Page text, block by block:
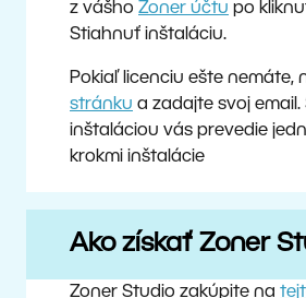
z vášho Zoner účtu po
Stiahnuť inštaláciu.
Pokiaľ licenciu ešte nemáte,
stránku a zadajte svoj email.
inštaláciou vás prevedie
krokmi inštalácie
Ako získať Zoner
Zoner Studio zakúpite na